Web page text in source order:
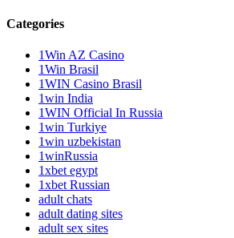
Categories
1Win AZ Casino
1Win Brasil
1WIN Casino Brasil
1win India
1WIN Official In Russia
1win Turkiye
1win uzbekistan
1winRussia
1xbet egypt
1xbet Russian
adult chats
adult dating sites
adult sex sites